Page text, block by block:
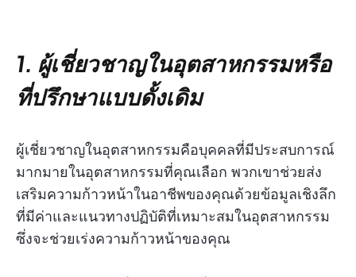
1. ผู้เชี่ยวชาญในอุตสาหกรรมหรือ
ที่ปรึกษาแบบดั้งเดิม
ผู้เชี่ยวชาญในอุตสาหกรรมคือบุคคลที่มีประสบการณ์
มากมายในอุตสาหกรรมที่คุณเลือก พวกเขาช่วยส่ง
เสริมความก้าวหน้าในอาชีพของคุณด้วยข้อมูลเชิงลึก
ที่มีค่าและแนวทางปฏิบัติที่เหมาะสมในอุตสาหกรรม
ซึ่งจะช่วยเร่งความก้าวหน้าของคุณ